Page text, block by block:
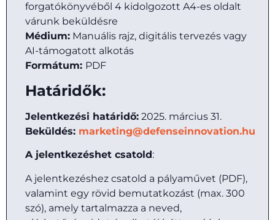
forgatókönyvéből 4 kidolgozott A4-es oldalt
várunk beküldésre
Médium: Manuális rajz, digitális tervezés vagy
AI-támogatott alkotás
Formátum: PDF
Határidők:
Jelentkezési határidő: 2025. március 31.
Beküldés: marketing@defenseinnovation.hu
A jelentkezéshet csatold:
A jelentkezéshez csatold a pályaművet (PDF),
valamint egy rövid bemutatkozást (max. 300
szó), amely tartalmazza a neved,